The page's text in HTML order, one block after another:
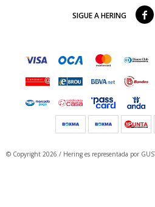
SIGUE A HERING 
© Copyright 2026 / Hering es representada por